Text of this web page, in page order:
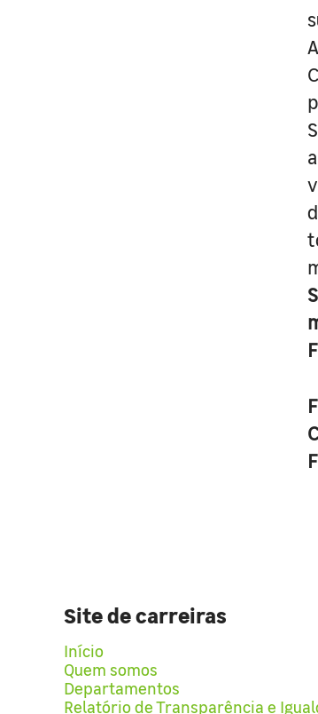
Site de carreiras
Início
Quem somos
Departamentos
Relatório de Transparência e